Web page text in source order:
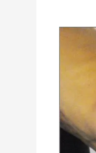
Natação
Freitas
sagra-
CAMPEÃO
DO
MUNDO